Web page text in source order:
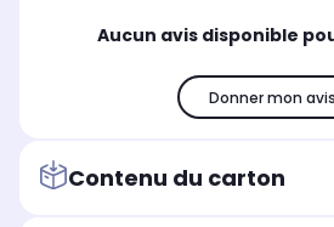
Aucun avis disponible
Donner mon avis
Contenu du carton